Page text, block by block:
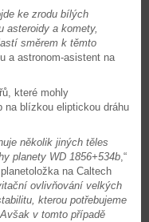
ke zrodu bílých
asteroidy a komety,
směrem k těmto
a astronom-asistent na
které mohly
na blízkou eliptickou dráhu
několik jiných těles
planety WD 1856+534b,“
na Caltech
ovlivňování velkých
kterou potřebujeme
v tomto případě